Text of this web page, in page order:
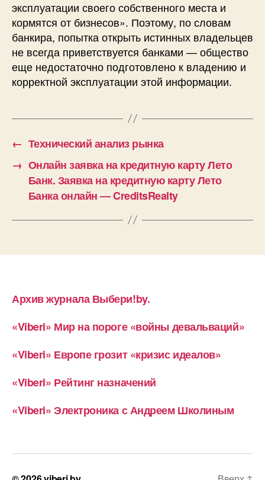
эксплуатации своего собственного места и
кормятся от бизнесов». Поэтому, по словам
банкира, попытка открыть истинных владельцев
не всегда приветствуется банками — общество
еще недостаточно подготовлено к владению и
корректной эксплуатации этой информации.
← Технический анализ рынка
→ Онлайн заявка на кредитную карту Лето
Банк. Заявка на кредитную карту Лето
Банка онлайн — CreditsRealty
Архив журнала Выбери!by.
«Viberi» Мир на пороге «войны девальваций»
«Viberi» Европе грозит «кризис идеалов»
«Viberi» Рейтинг назначений
«Viberi» Электроника с Андреем Школиным